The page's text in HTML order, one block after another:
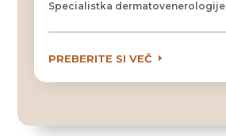
Specialistka dermatovenerologije
PREBERITE SI VEČ